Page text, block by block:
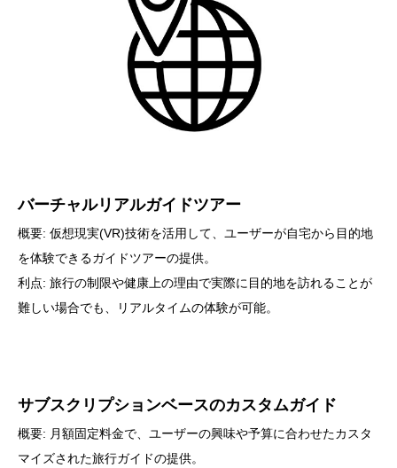
バーチャルリアルガイドツアー
概要: 仮想現実(VR)技術を活用して、ユーザーが自宅から目的地
を体験できるガイドツアーの提供。
利点: 旅行の制限や健康上の理由で実際に目的地を訪れることが
難しい場合でも、リアルタイムの体験が可能。
サブスクリプションベースのカスタムガイド
概要: 月額固定料金で、ユーザーの興味や予算に合わせたカスタ
マイズされた旅行ガイドの提供。